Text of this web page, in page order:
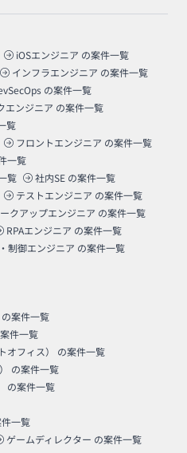
iOSエンジニア の案件一覧
インフラエンジニア の案件一覧
の案件一覧
エンジニア の案件一覧
覧
フロントエンジニア の案件一覧
一覧
覧 社内SE の案件一覧
テストエンジニア の案件一覧
クアップエンジニア の案件一覧
RPAエンジニア の案件一覧
制御エンジニア の案件一覧
の案件一覧
件一覧
フィス）
の案件一覧
の案件一覧
の案件一覧
一覧
ゲームディレクター の案件一覧